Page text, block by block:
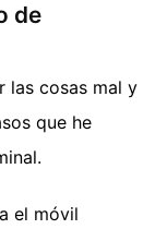
de
las cosas mal y
que he
el móvil